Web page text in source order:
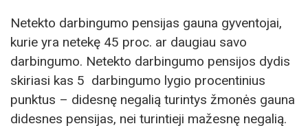
Netekto darbingumo pensijas gauna gyventojai,
kurie yra netekę 45 proc. ar daugiau savo
darbingumo. Netekto darbingumo pensijos dydis
skiriasi kas 5 darbingumo lygio procentinius
punktus – didesnę negalią turintys žmonės gauna
didesnes pensijas, nei turintieji mažesnę negalią.